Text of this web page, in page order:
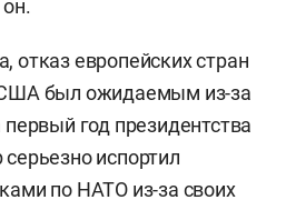
европейских стран
был ожидаемым из-за
год президентства
испортил
по НАТО из-за своих